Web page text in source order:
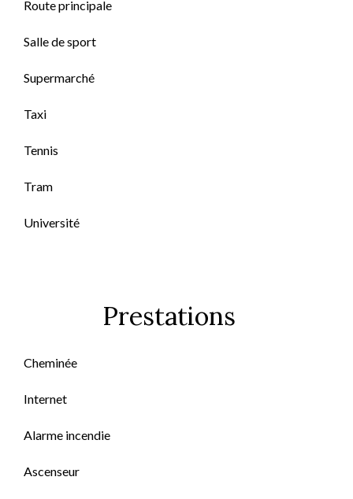
Route principale
Salle de sport
Supermarché
Taxi
Tennis
Tram
Université
Prestations
Cheminée
Internet
Alarme incendie
Ascenseur